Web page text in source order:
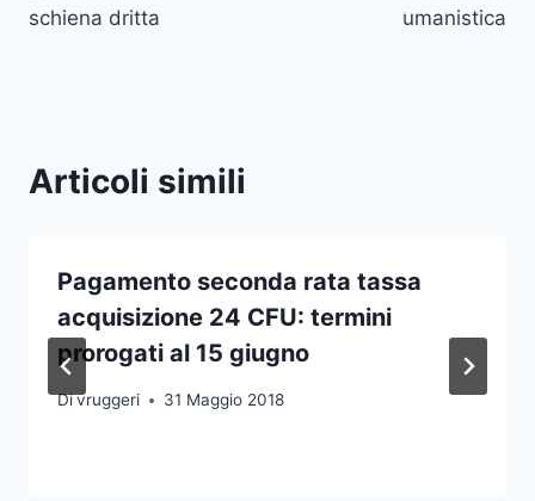
schiena dritta
umanistica
Articoli simili
Pagamento seconda rata tassa
acquisizione 24 CFU: termini
prorogati al 15 giugno
Divruggeri 31 Maggio 2018